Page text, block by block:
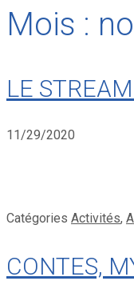
Mois :
LE
11/29/2020
Catégories Activités,
CONTES,